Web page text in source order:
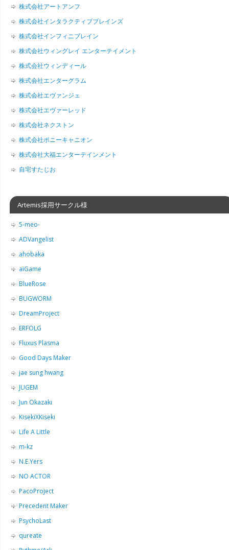
株式会社アートアンフ
株式会社インタラクティブブレインズ
株式会社インフィニブレイン
株式会社ウィングレイ エンターテイメント
株式会社ウィンディール
株式会社エンターグラム
株式会社エヴァンジェ
株式会社エヴァーレッド
株式会社ネクストン
株式会社ポニーキャニオン
株式会社大福エンターテインメント
自宅すたじお
Artemis採用サークル様
5-meo-
ADVangelist
ahobaka
aiGame
BlueRose
BUGWORM
DreamProject
ERFOLG
Fluxus Plasma
Good Days Maker
jae sung hwang
JUGEM
Jun Okazaki
KisekiXKiseki
Life A Little
m-kz
N.E.Yers
NO ACTOR
PacoProject
Precedent Maker
PsychoLast
qureate